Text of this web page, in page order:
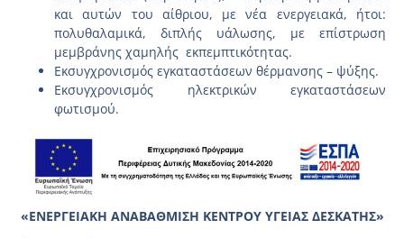
και αυτών του αίθριου, με νέα ενεργειακά, ήτοι:
πολυθαλαμικά, διπλής υάλωσης, με επίστρωση
μεμβράνης χαμηλής εκπεμπτικότητας.
Εκσυγχρονισμός εγκαταστάσεων θέρμανσης – ψύξης.
Εκσυγχρονισμός ηλεκτρικών εγκαταστάσεων
φωτισμού.
«ΕΝΕΡΓΕΙΑΚΗ ΑΝΑΒΑΘΜΙΣΗ ΚΕΝΤΡΟΥ ΥΓΕΙΑΣ ΔΕΣΚΑΤΗΣ»